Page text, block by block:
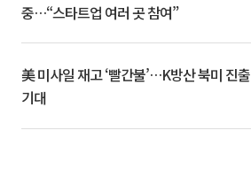
중…“스타트업 여러 곳 참여”
美 미사일 재고 ‘빨간불’…K방산 북미 진출
기대